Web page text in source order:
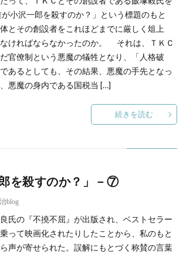
小沢一郎を殺すのか？」という標題のもと
とその創設者をこれほどまでに厳しく俎上
なければならなかったのか。 それは、ＴＫＣ
官僚制という悪魔の犠牲となり、「人格破
あるとしても、その結果、悪魔の手先となっ
悪魔の身内である国税当 […]
続きを読む
郎を殺すのか？」－⑦
blog
氏の『不撓不屈』が出版され、ベストセラー
って映画化されたりしたことから、私のもと
声が寄せられた。誤解にもとづく称賛の言葉